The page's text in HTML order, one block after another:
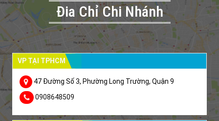
Đia Chỉ Chi Nhánh
VP TẠI TPHCM
47 Đường Số 3, Phường Long Trường, Quận 9
0908648509